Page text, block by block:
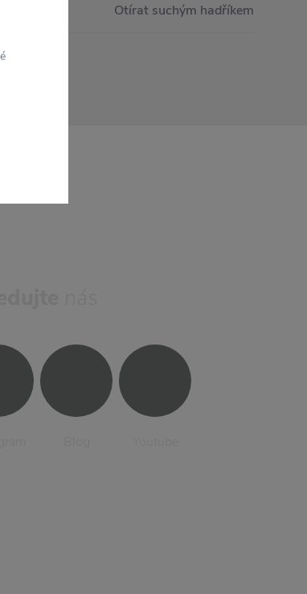
Otírat suchým hadříkem